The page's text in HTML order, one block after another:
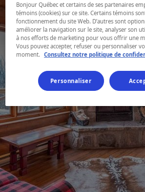
Bonjour Québec et certains de ses partenaires
témoins (cookies) sur ce site. Certains témoins
fonctionnement du site Web. D’autres sont
améliorer la navigation sur le site, analyser son
à nos efforts de marketing pour vous offrir une
Vous pouvez accepter, refuser ou personnaliser
moment.
Consultez notre politique de
Personnaliser